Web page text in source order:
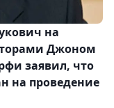
на
Джоном
заявил, что
на проведение